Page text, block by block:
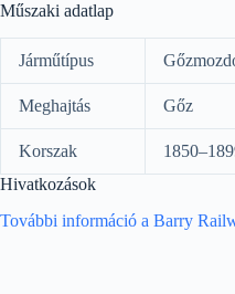
Műszaki adatlap
Járműtípus
Meghajtás Gőz
Korszak
Hivatkozások
További információ a Barry